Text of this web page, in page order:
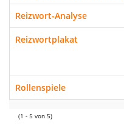
Reizwort-Analyse
Reizwortplakat
Rollenspiele
(1 - 5 von 5)